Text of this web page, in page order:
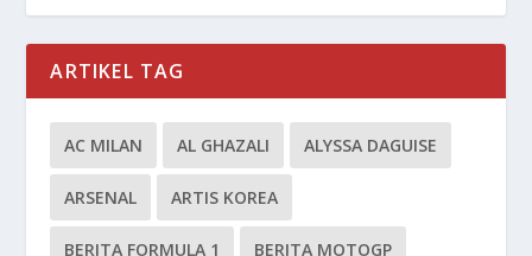
ARTIKEL TAG
AC MILAN AL GHAZALI ALYSSA DAGUISE
ARSENAL ARTIS KOREA
BERITA FORMULA 1 BERITA MOTOGP